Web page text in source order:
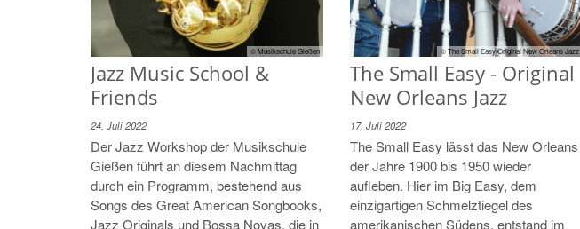
© Musikschule Gießen
Jazz Music School &
Friends
24. Juli 2022
Der Jazz Workshop der Musikschule
Gießen führt an diesem Nachmittag
durch ein Programm, bestehend aus
Songs des Great American Songbooks,
Jazz Originals und Bossa Novas, die in
© The Small Easy Original New Orleans Jazz
The Small Easy - Original
New Orleans Jazz
17. Juli 2022
The Small Easy lässt das New Orleans
der Jahre 1900 bis 1950 wieder
aufleben. Hier im Big Easy, dem
einzigartigen Schmelztiegel des
amerikanischen Südens, entstand im